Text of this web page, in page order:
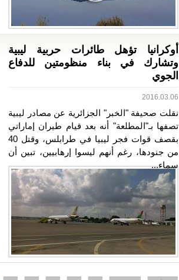
أوكرانيا تؤهل طائرات حربية ليبية
وتشارك في بناء منظومتين للدفاع
الجوي
2016.03.06
نقلت صحيفة "الخبر" الجزائرية عن مصادر ليبية
تصفها بـ"المطلعة" أنه بعد قيام طيران إماراتي
بقصف قوات فجر ليبيا في طرابلس، وقتل 40
من جنودها، رغم أنهم ليسوا إرهابيين، تبين أن
سماء...